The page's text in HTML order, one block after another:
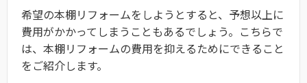
希望の本棚リフォームをしようとすると、予想以上に
費用がかかってしまうこともあるでしょう。こちらで
は、本棚リフォームの費用を抑えるためにできること
をご紹介します。